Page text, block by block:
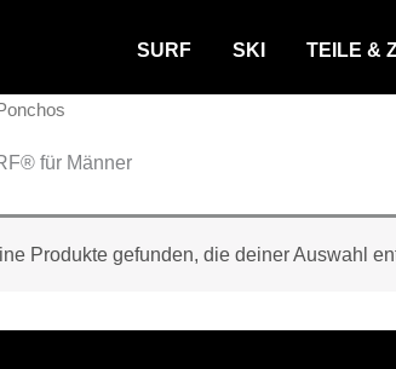
SURF SKI TEILE &
für Männer
Produkte gefunden, die deiner Auswahl